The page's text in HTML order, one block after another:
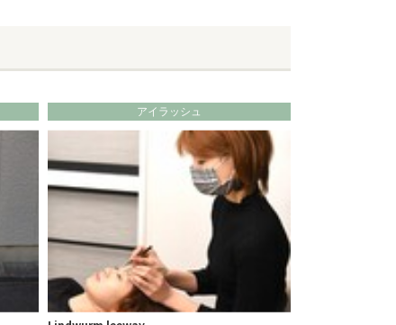
アイラッシュ